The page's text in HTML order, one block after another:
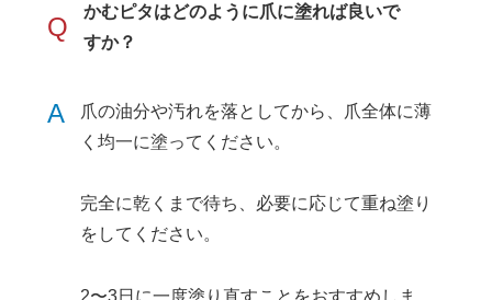
Q
かむピタはどのように爪に塗れば良いで
すか？
A
爪の油分や汚れを落としてから、爪全体に薄
く均一に塗ってください。
完全に乾くまで待ち、必要に応じて重ね塗り
をしてください。